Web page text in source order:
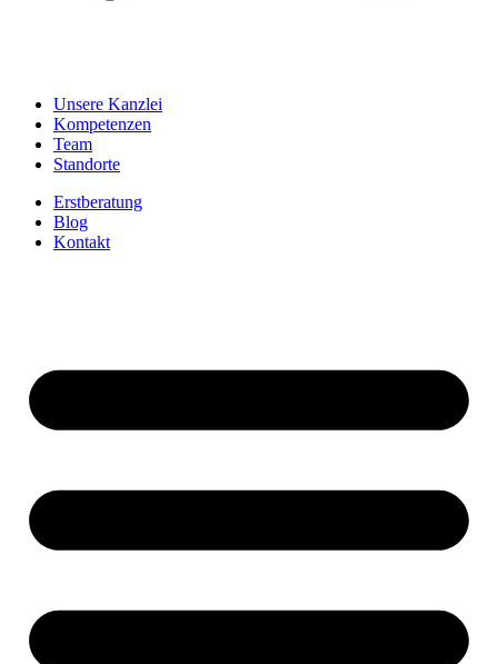
Unsere Kanzlei
Kompetenzen
Team
Standorte
Erstberatung
Blog
Kontakt